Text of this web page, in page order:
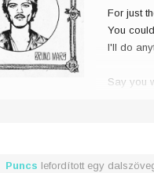
For just
You
I'll do
Say you
Puncs lefordított egy